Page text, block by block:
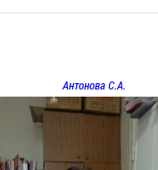
Антонова С.А.